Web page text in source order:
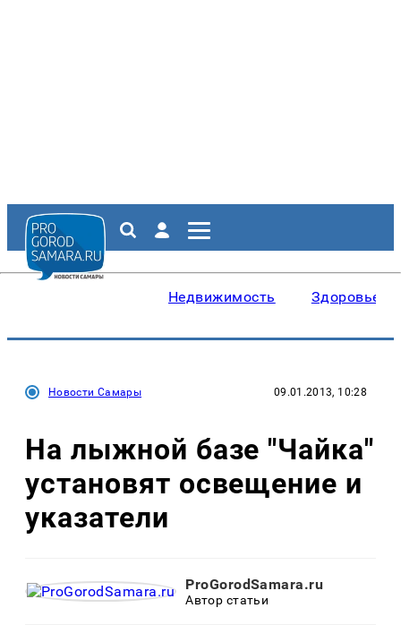
Недвижимость Здоровье
Новости Самары 09.01.2013, 10:28
На лыжной базе "Чайка"
установят освещение и
указатели
ProGorodSamara.ru
Автор статьи